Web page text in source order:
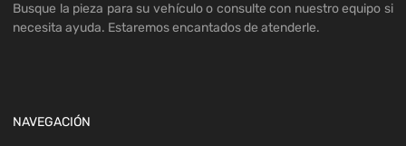
Busque la pieza para su vehículo o consulte con nuestro equipo si
necesita ayuda. Estaremos encantados de atenderle.
NAVEGACIÓN